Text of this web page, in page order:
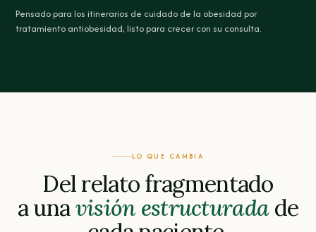
Pensado para los itinerarios de cuidado de la obesidad por
tratamiento antiobesidad, listo para crecer con su consulta.
LO QUE CAMBIA
Del relato fragmentado
a unavisión estructuradade